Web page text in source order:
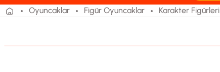
Oyuncaklar Figür Oyuncaklar Karakter Figürleri